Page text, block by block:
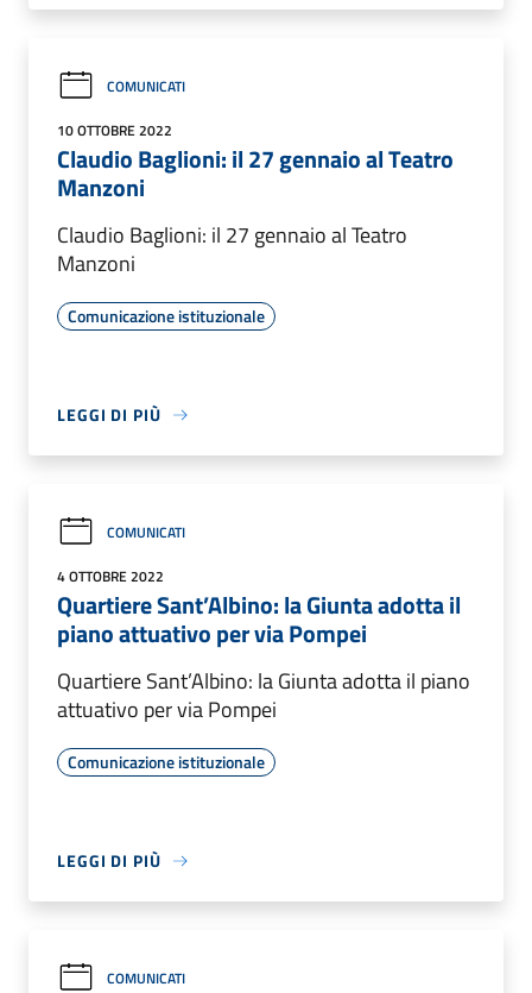
COMUNICATI
10 OTTOBRE 2022
Claudio Baglioni: il 27 gennaio al Teatro
Manzoni
Claudio Baglioni: il 27 gennaio al Teatro
Manzoni
Comunicazione istituzionale
LEGGI DI PIÙ
COMUNICATI
4 OTTOBRE 2022
Quartiere Sant’Albino: la Giunta adotta il
piano attuativo per via Pompei
Quartiere Sant’Albino: la Giunta adotta il piano
attuativo per via Pompei
Comunicazione istituzionale
LEGGI DI PIÙ
COMUNICATI